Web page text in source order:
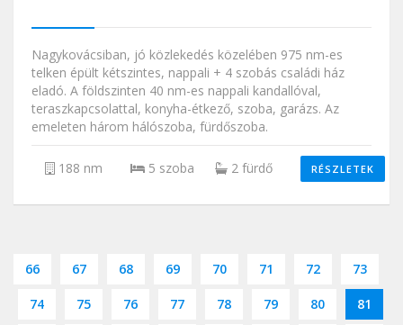
Nagykovácsiban, jó közlekedés közelében 975 nm-es
telken épült kétszintes, nappali + 4 szobás családi ház
eladó. A földszinten 40 nm-es nappali kandallóval,
teraszkapcsolattal, konyha-étkező, szoba, garázs. Az
emeleten három hálószoba, fürdőszoba.
188 nm 5 szoba 2 fürdő RÉSZLETEK
66 67 68 69 70 71 72 73
74 75 76 77 78 79 80 81